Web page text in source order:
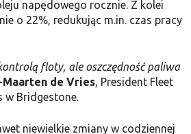
napędowego rocznie. Z kolei
o 22%, redukując m.in. czas pracy
floty, ale oszczędność paliwa
Maarten de Vries, President Fleet
w Bridgestone.
niewielkie zmiany w codziennej